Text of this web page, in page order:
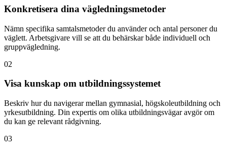
Konkretisera dina vägledningsmetoder
Nämn specifika samtalsmetoder du använder och antal personer du
väglett. Arbetsgivare vill se att du behärskar både individuell och
gruppvägledning.
02
Visa kunskap om utbildningssystemet
Beskriv hur du navigerar mellan gymnasial, högskoleutbildning och
yrkesutbildning. Din expertis om olika utbildningsvägar avgör om
du kan ge relevant rådgivning.
03